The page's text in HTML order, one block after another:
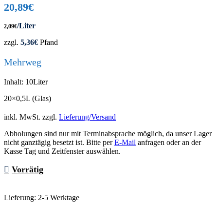
20,89€
2,09€/Liter
zzgl. 5,36€ Pfand
Mehrweg
Inhalt: 10Liter
20×0,5L (Glas)
inkl. MwSt. zzgl. Lieferung/Versand
Abholungen sind nur mit Terminabsprache möglich, da unser Lager
nicht ganztägig besetzt ist. Bitte perE-Mail anfragen oder an der
Kasse Tag und Zeitfenster auswählen.
Vorrätig
Lieferung: 2-5 Werktage